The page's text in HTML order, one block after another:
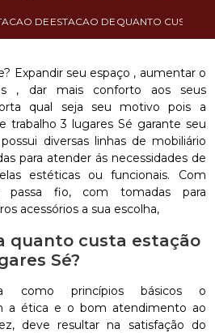
DE TRABALHO
ESTACAO DE TRABALHO 8
QUANTO CUSTA
Expandir seu espaço , aumentar o
, dar mais conforto aos seus
qual seja seu motivo pois a
trabalho 3 lugares Sé garante seu
diversas linhas de mobiliário
para atender ás necessidades de
estéticas ou funcionais. Com
passa fio, com tomadas para
acessórios a sua escolha,
quanto custa estação
Sé?
como princípios básicos o
a ética e o bom atendimento ao
deve resultar na satisfação do